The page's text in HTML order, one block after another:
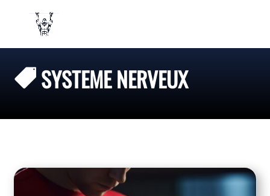
 SYSTEME NERVEUX